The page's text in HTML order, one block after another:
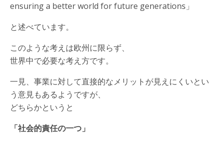
ensuring a better world for future generations」
と述べています。
このような考えは欧州に限らず、
世界中で必要な考え方です。
一見、事業に対して直接的なメリットが見えにくいとい
う意見もあるようですが、
どちらかというと
「社会的責任の一つ」